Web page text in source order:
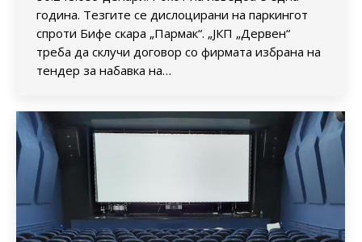
година. Тезгите се дислоцирани на паркингот
спроти Бифе скара „Пармак“. „ЈКП „Дервен“
треба да склучи договор со фирмата избрана на
тендер за набавка на…